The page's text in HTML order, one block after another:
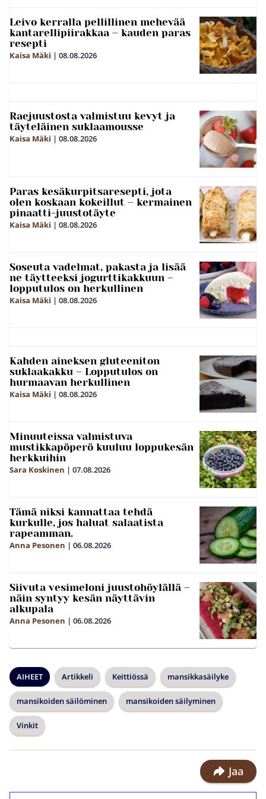
Leivo kerralla pellillinen mehevää
kantarellipiirakkaa – kauden paras
resepti
Kaisa Mäki | 08.08.2026
Raejuustosta valmistuu kevyt ja
täyteläinen suklaamousse
Kaisa Mäki | 08.08.2026
Paras kesäkurpitsaresepti, jota
olen koskaan kokeillut – kermainen
pinaatti-juustotäyte
Kaisa Mäki | 08.08.2026
Soseuta vadelmat, pakasta ja lisää
ne täytteeksi jogurttikakkuun –
lopputulos on herkullinen
Kaisa Mäki | 08.08.2026
Kahden aineksen gluteeniton
suklaakakku – Lopputulos on
hurmaavan herkullinen
Kaisa Mäki | 08.08.2026
Minuuteissa valmistuva
mustikkapöperö kuuluu loppukesän
herkkuihin
Sara Koskinen | 07.08.2026
Tämä niksi kannattaa tehdä
kurkulle, jos haluat salaatista
rapeamman.
Anna Pesonen | 06.08.2026
Siivuta vesimeloni juustohöylällä –
näin syntyy kesän näyttävin
alkupala
Anna Pesonen | 06.08.2026
AIHEET Artikkeli Keittiössä mansikkasäilyke
mansikoiden säilöminen mansikoiden säilyminen
Vinkit
Jaa